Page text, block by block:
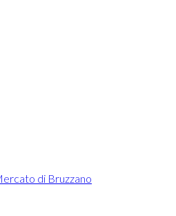
di Bruzzano